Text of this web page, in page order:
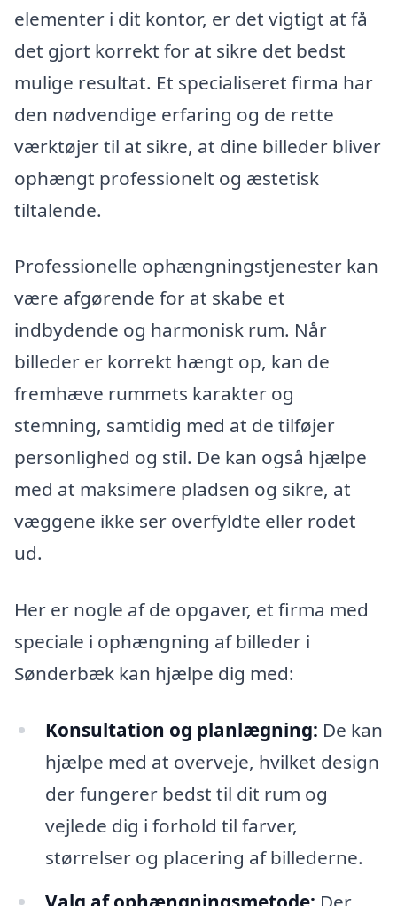
elementer i dit kontor, er det vigtigt at få
det gjort korrekt for at sikre det bedst
mulige resultat. Et specialiseret firma har
den nødvendige erfaring og de rette
værktøjer til at sikre, at dine billeder bliver
ophængt professionelt og æstetisk
tiltalende.
Professionelle ophængningstjenester kan
være afgørende for at skabe et
indbydende og harmonisk rum. Når
billeder er korrekt hængt op, kan de
fremhæve rummets karakter og
stemning, samtidig med at de tilføjer
personlighed og stil. De kan også hjælpe
med at maksimere pladsen og sikre, at
væggene ikke ser overfyldte eller rodet
ud.
Her er nogle af de opgaver, et firma med
speciale i ophængning af billeder i
Sønderbæk kan hjælpe dig med:
Konsultation og planlægning: De kan
hjælpe med at overveje, hvilket design
der fungerer bedst til dit rum og
vejlede dig i forhold til farver,
størrelser og placering af billederne.